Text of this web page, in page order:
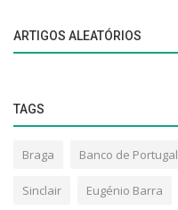
ARTIGOS ALEATÓRIOS
TAGS
Braga Banco de Portugal
Sinclair Eugénio Barra